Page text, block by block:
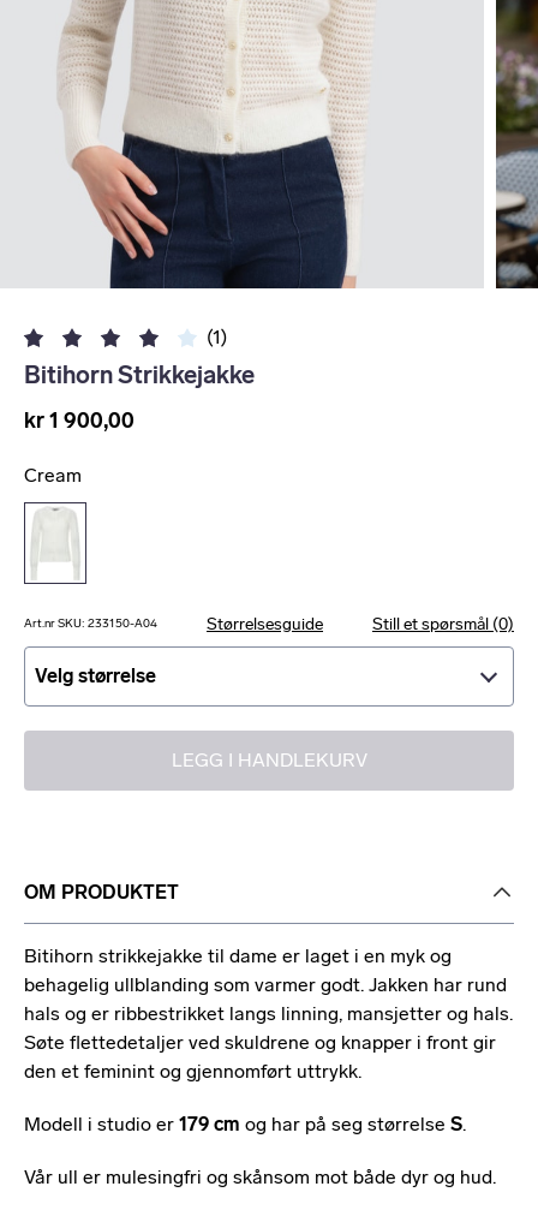
(1)
Bitihorn Strikkejakke
kr 1 900,00
Cream
Art.nr SKU: 233150-A04 Størrelsesguide Still et spørsmål (0)
Velg størrelse
LEGG I HANDLEKURV
OM PRODUKTET
Bitihorn strikkejakke til dame er laget i en myk og
behagelig ullblanding som varmer godt. Jakken har rund
hals og er ribbestrikket langs linning, mansjetter og hals.
Søte flettedetaljer ved skuldrene og knapper i front gir
den et feminint og gjennomført uttrykk.
Modell i studio er 179 cm og har på seg størrelse S.
Vår ull er mulesingfri og skånsom mot både dyr og hud.